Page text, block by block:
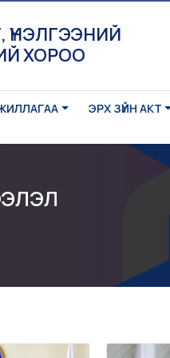
ҮНЭЛГЭЭНИЙ
ХОРОО
ЭРХ ЗҮЙН АКТ